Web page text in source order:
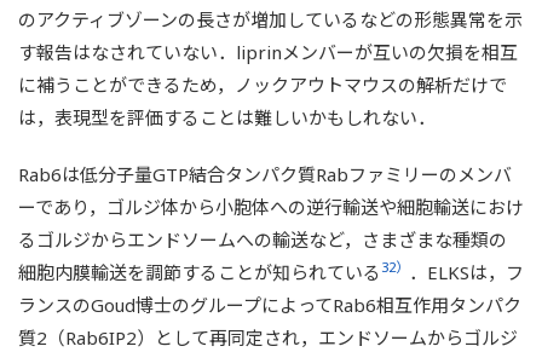
のアクティブゾーンの長さが増加しているなどの形態異常を示
す報告はなされていない．liprinメンバーが互いの欠損を相互
に補うことができるため，ノックアウトマウスの解析だけで
は，表現型を評価することは難しいかもしれない．
Rab6は低分子量GTP結合タンパク質Rabファミリーのメンバ
ーであり，ゴルジ体から小胞体への逆行輸送や細胞輸送におけ
るゴルジからエンドソームへの輸送など，さまざまな種類の
細胞内膜輸送を調節することが知られている 32） ．ELKSは，フ
ランスのGoud博士のグループによってRab6相互作用タンパク
質2（Rab6IP2）として再同定され，エンドソームからゴルジ